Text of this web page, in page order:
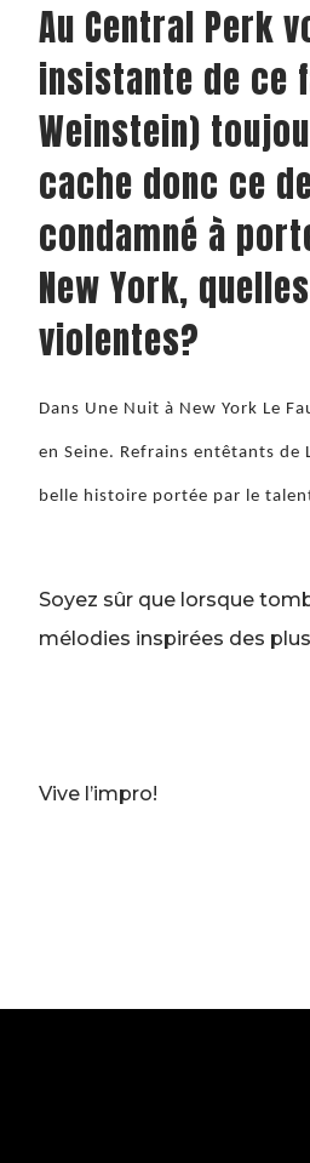
Au Central Perk
insistante de ce
Weinstein)
cache donc ce
condamné à
New York,
violentes?
Dans Une Nuit à New York Le
en Seine. Refrains entêtants de
belle histoire portée par le
Soyez sûr que lorsque
mélodies inspirées des
Vive l’impro!